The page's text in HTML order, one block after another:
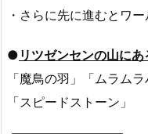
・さらに先に進むとワ
● リツゼンセンの山に
「魔鳥の羽」「ムラムラ
「スピードストーン」